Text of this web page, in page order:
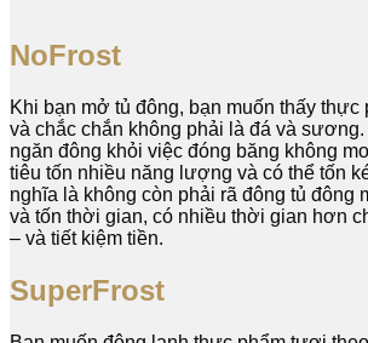
NoFrost
Khi bạn mở tủ đông, bạn muốn thấy thực
và chắc chắn không phải là đá và
ngăn đông khỏi việc đóng băng không
tiêu tốn nhiều năng lượng và có thể tốn
nghĩa là không còn phải rã đông tủ đông
và tốn thời gian, có nhiều thời gian hơn
– và tiết kiệm tiền.
SuperFrost